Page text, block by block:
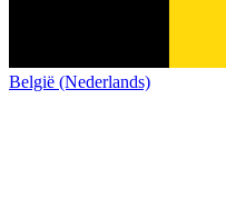
België (Nederlands)